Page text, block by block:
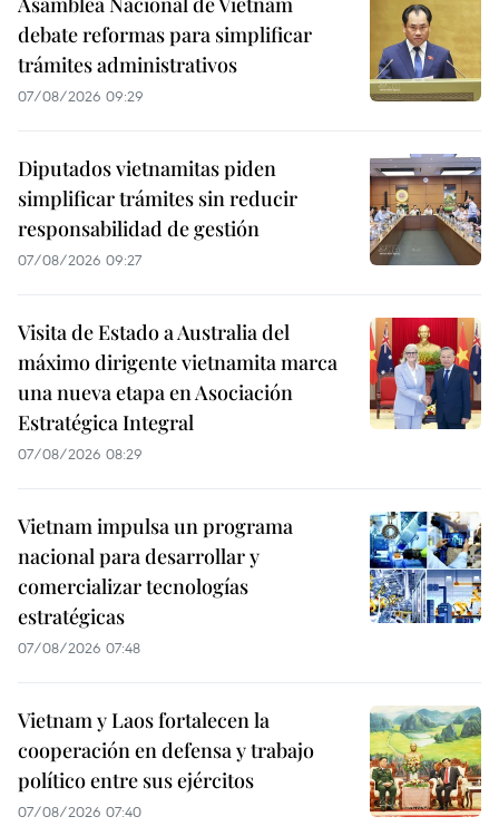
debate reformas para simplificar
trámites administrativos
07/08/2026 09:29
Diputados vietnamitas piden
simplificar trámites sin reducir
responsabilidad de gestión
07/08/2026 09:27
Visita de Estado a Australia del
máximo dirigente vietnamita marca
una nueva etapa en Asociación
Estratégica Integral
07/08/2026 08:29
Vietnam impulsa un programa
nacional para desarrollar y
comercializar tecnologías
estratégicas
07/08/2026 07:48
Vietnam y Laos fortalecen la
cooperación en defensa y trabajo
político entre sus ejércitos
07/08/2026 07:40